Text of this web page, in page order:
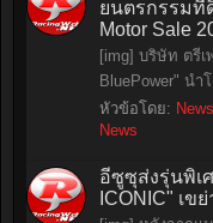
ยนตรกรรมที่
Motor Sale
[img] บริษัท ตรี
BluePower" นำ
หัวข้อโดย: News
News
อีซูซุส่งรุ่นพิเ
ICONIC" เข